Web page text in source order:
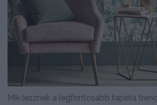
Mik lesznek a legfontosabb tapéta